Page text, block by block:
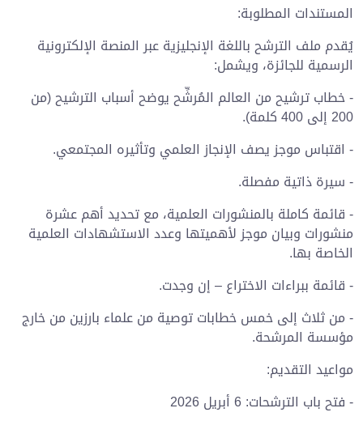
المستندات المطلوبة:
يُقدم ملف الترشح باللغة الإنجليزية عبر المنصة الإلكترونية
الرسمية للجائزة، ويشمل:
- خطاب ترشيح من العالم المُرشِّح يوضح أسباب الترشيح (من
200 إلى 400 كلمة).
- اقتباس موجز يصف الإنجاز العلمي وتأثيره المجتمعي.
- سيرة ذاتية مفصلة.
- قائمة كاملة بالمنشورات العلمية، مع تحديد أهم عشرة
منشورات وبيان موجز لأهميتها وعدد الاستشهادات العلمية
الخاصة بها.
- قائمة ببراءات الاختراع – إن وجدت.
- من ثلاث إلى خمس خطابات توصية من علماء بارزين من خارج
مؤسسة المرشحة.
مواعيد التقديم:
- فتح باب الترشحات: 6 أبريل 2026